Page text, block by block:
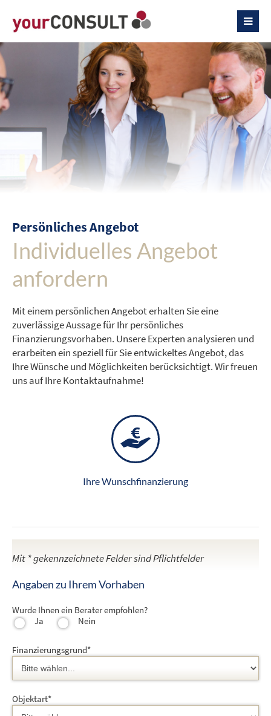
Persönliches Angebot
Individuelles Angebot
anfordern
Mit einem persönlichen Angebot erhalten Sie eine
zuverlässige Aussage für Ihr persönliches
Finanzierungsvorhaben. Unsere Experten analysieren und
erarbeiten ein speziell für Sie entwickeltes Angebot, das
Ihre Wünsche und Möglichkeiten berücksichtigt. Wir freuen
uns auf Ihre Kontaktaufnahme!
Ihre Wunschfinanzierung
Mit * gekennzeichnete Felder sind Pflichtfelder
Angaben zu Ihrem Vorhaben
Wurde Ihnen ein Berater empfohlen?
Ja
Nein
Finanzierungsgrund*
Objektart*